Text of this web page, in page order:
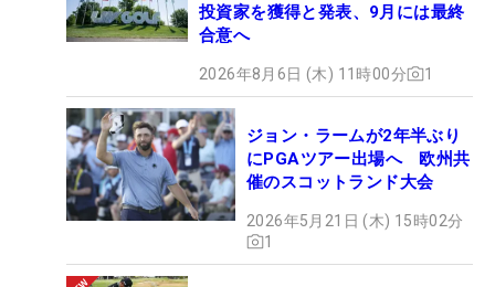
投資家を獲得と発表、9月には最終
合意へ
2026年8月6日 (木) 11時00分 1
ジョン・ラームが2年半ぶり
にPGAツアー出場へ 欧州共
催のスコットランド大会
2026年5月21日 (木) 15時02分
1